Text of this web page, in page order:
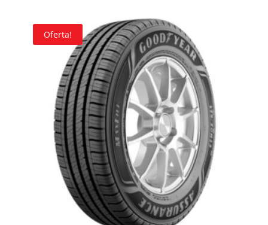
Oferta!